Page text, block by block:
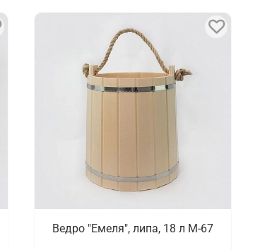
Ведро "Емеля", липа, 18 л М-67